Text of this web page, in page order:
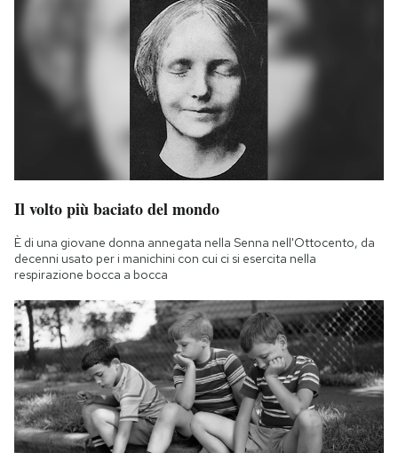
Il volto più baciato del mondo
È di una giovane donna annegata nella Senna nell'Ottocento, da
decenni usato per i manichini con cui ci si esercita nella
respirazione bocca a bocca